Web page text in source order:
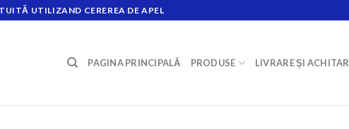
UTILIZAND CEREREA DE APEL
PAGINA PRINCIPALĂ PRODUSE LIVRARE ŞI